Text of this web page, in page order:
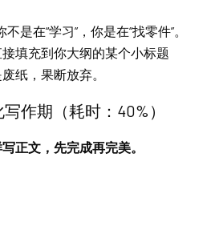
不是在“学习”，你是在“找零件”。
填充到你大纲的某个小标题
纸，果断放弃。
作期（耗时：40%）
正文，先完成再完美。